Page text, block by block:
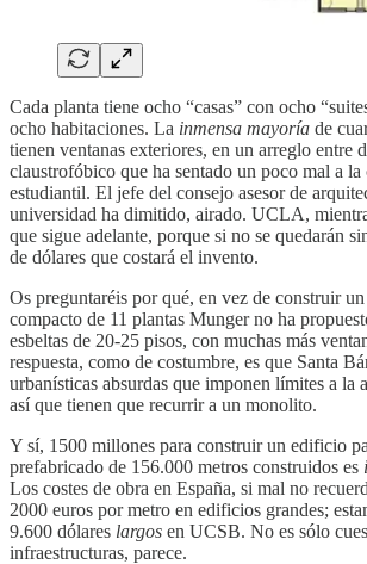
Cada planta tiene ocho “casas” con ocho
ocho habitaciones. La inmensa mayoría de
tienen ventanas exteriores, en un arreglo entre
claustrofóbico que ha sentado un poco mal a la
estudiantil. El jefe del consejo asesor de
universidad ha dimitido, airado. UCLA,
que sigue adelante, porque si no se quedarán
de dólares que costará el invento.
Os preguntaréis por qué, en vez de construir
compacto de 11 plantas Munger no ha
esbeltas de 20-25 pisos, con muchas más
respuesta, como de costumbre, es que Santa
urbanísticas absurdas que imponen límites a la
así que tienen que recurrir a un monolito.
Y sí, 1500 millones para construir un edificio
prefabricado de 156.000 metros construidos es
Los costes de obra en España, si mal no
2000 euros por metro en edificios grandes;
9.600 dólares largos en UCSB. No es sólo
infraestructuras, parece.